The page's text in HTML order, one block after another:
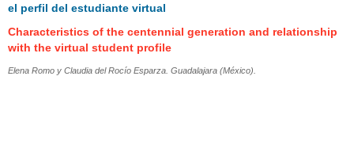
el perfil del estudiante virtual
Characteristics of the centennial generation and relationship
with the virtual student profile
Elena Romo y Claudia del Rocío Esparza. Guadalajara (México).